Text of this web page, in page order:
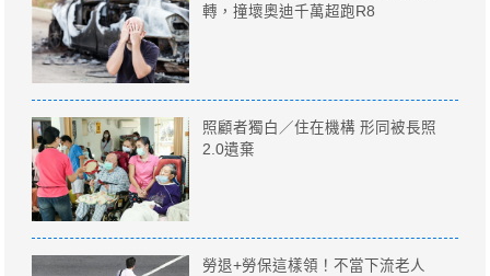
轉，撞壞奧迪千萬超跑R8
照顧者獨白／住在機構 形同被長照
2.0遺棄
勞退+勞保這樣領！不當下流老人